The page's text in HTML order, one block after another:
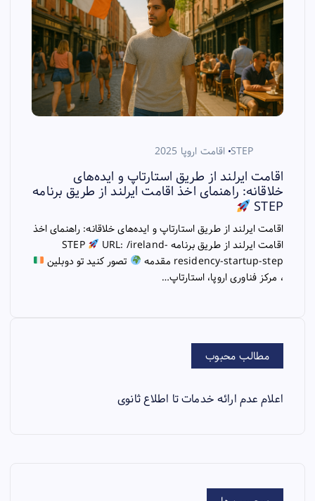
STEP اقامت اروپا 2025
اقامت ایرلند از طریق استارتاپ و ایده‌های
خلاقانه: راهنمای اخذ اقامت ایرلند از طریق برنامه
STEP
اقامت ایرلند از طریق استارتاپ و ایده‌های خلاقانه: راهنمای اخذ
اقامت ایرلند از طریق برنامه STEP URL: /ireland-
residency-startup-step مقدمه
تصور کنید تو دوبلین
، مرکز فناوری اروپا، استارتاپ…
مطالب محبوب
اعلام عدم ارائه خدمات تا اطلاع ثانوی